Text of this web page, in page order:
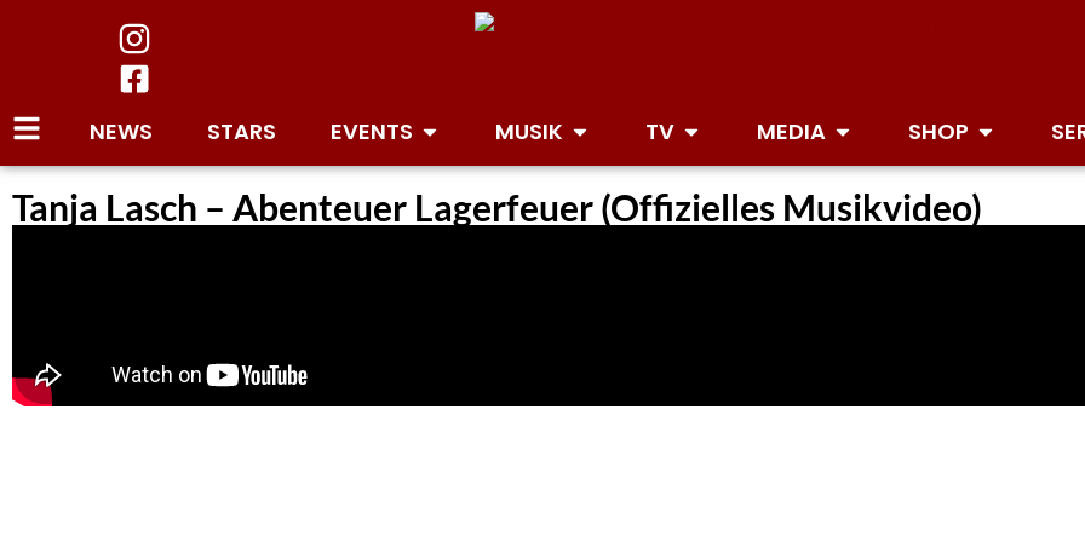
NEWS STARS EVENTS MUSIK TV MEDIA SHOP
Tanja Lasch – Abenteuer Lagerfeuer (Offizielles Musikvideo)